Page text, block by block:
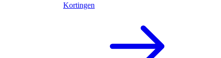
Kortingen